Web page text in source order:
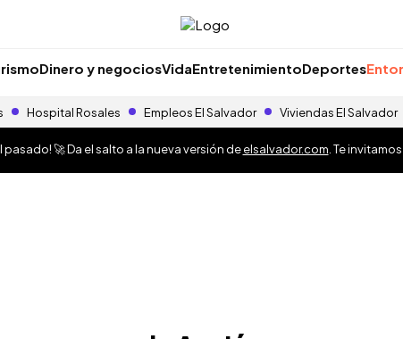
Dinero y negociosVidaEntretenimientoDeportes
Hospital Rosales Empleos El Salvador Viviendas El Salvador
pasado! 🚀 Da el salto a la nueva versión deelsalvador.com . Te